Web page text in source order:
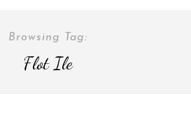
Browsing Tag:
Flot Ile